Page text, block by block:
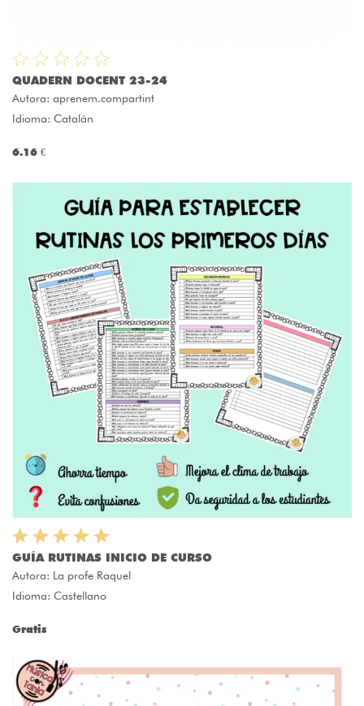
QUADERN DOCENT 23-24
Autora: aprenem.compartint
Idioma: Catalán
6.16 €
GUÍA RUTINAS INICIO DE CURSO
Autora: La profe Raquel
Idioma: Castellano
Gratis